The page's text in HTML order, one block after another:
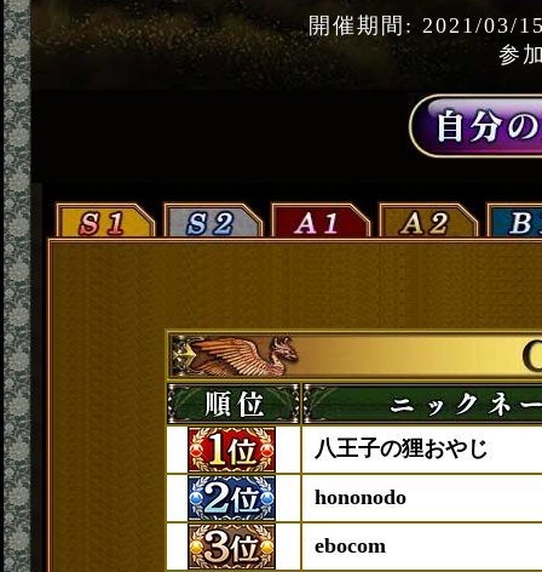
開催期間: 2021/03/
参
八王子の狸おやじ
hononodo
ebocom